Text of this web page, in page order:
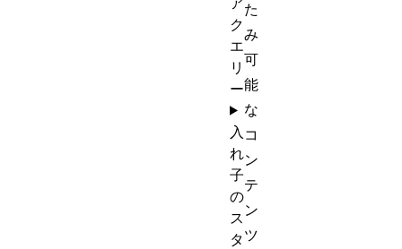
た
み
可
能
な
コ
ン
テ
ン
ツ
ク
エ
リ
ー
入
れ
子
の
ス
タ